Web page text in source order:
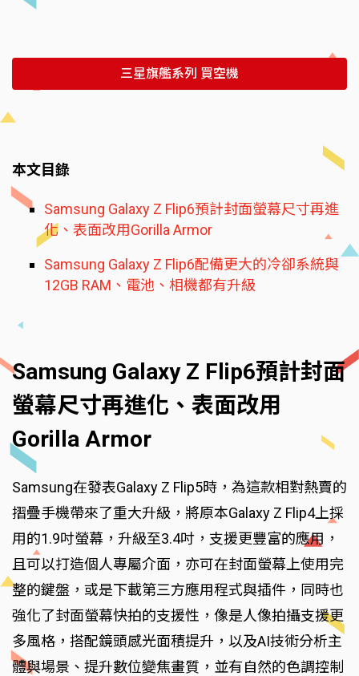
三星旗艦系列 買空機
本文目錄
Samsung Galaxy Z Flip6預計封面螢幕尺寸再進
化、表面改用Gorilla Armor
Samsung Galaxy Z Flip6配備更大的冷卻系統與
12GB RAM、電池、相機都有升級
Samsung Galaxy Z Flip6預計封面
螢幕尺寸再進化、表面改用
Gorilla Armor
Samsung在發表Galaxy Z Flip5時，為這款相對熱賣的
摺疊手機帶來了重大升級，將原本Galaxy Z Flip4上採
用的1.9吋螢幕，升級至3.4吋，支援更豐富的應用，
且可以打造個人專屬介面，亦可在封面螢幕上使用完
整的鍵盤，或是下載第三方應用程式與插件，同時也
強化了封面螢幕快拍的支援性，像是人像拍攝支援更
多風格，搭配鏡頭感光面積提升，以及AI技術分析主
體與場景、提升數位變焦畫質，並有自然的色調控制